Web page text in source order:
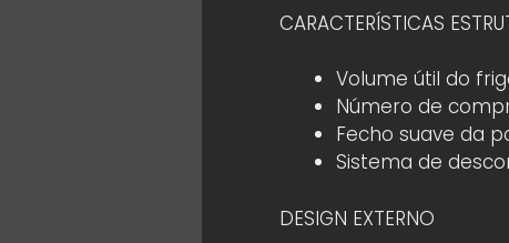
CARACTERÍSTICAS
Volume útil do
Número de
Fecho suave da
Sistema de
DESIGN EXTERNO